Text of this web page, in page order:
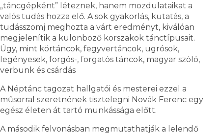
„táncgépként” léteznek, hanem mozdulataikat a
valós tudás hozza elő. A sok gyakorlás, kutatás, a
tudásszomj meghozta a várt eredményt, kiválóan
megjelenítik a különböző korszakok tánctípusait.
Úgy, mint körtáncok, fegyvertáncok, ugrósok,
legényesek, forgós-, forgatós táncok, magyar szóló,
verbunk és csárdás
A Néptánc tagozat hallgatói és mesterei ezzel a
műsorral szeretnének tisztelegni Novák Ferenc egy
egész életen át tartó munkássága előtt.
A második felvonásban megmutathatják a lelendő